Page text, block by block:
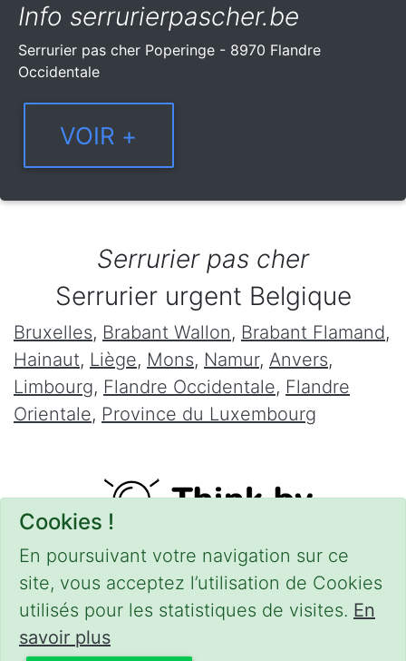
Cookies !
En poursuivant votre navigation sur ce
site, vous acceptez l’utilisation de Cookies
utilisés pour les statistiques de visites. En
savoir plus
Info serrurierpascher.be
Serrurier pas cher Poperinge - 8970 Flandre
Occidentale
Serrurier pas cher
Serrurier urgent Belgique
Bruxelles, Brabant Wallon, Brabant Flamand,
Hainaut, Liège, Mons, Namur, Anvers,
Limbourg, Flandre Occidentale, Flandre
Orientale, Province du Luxembourg
CONDITIONS-